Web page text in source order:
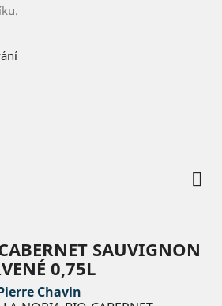

SAUVIGNON
0,75L
Chavin